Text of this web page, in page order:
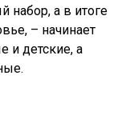
набор, а в итоге
– начинает
и детские, а